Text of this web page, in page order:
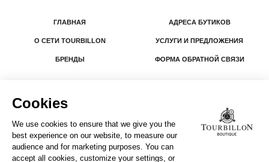
ГЛАВНАЯ
О СЕТИ TOURBILLON
БРЕНДЫ
АДРЕСА БУТИКОВ
УСЛУГИ И ПРЕДЛОЖЕНИЯ
ФОРМА ОБРАТНОЙ СВЯЗИ
Все права защищены.